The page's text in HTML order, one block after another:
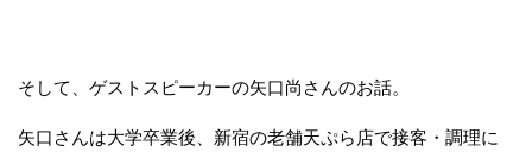
そして、ゲストスピーカーの矢口尚さんのお話。
矢口さんは大学卒業後、新宿の老舗天ぷら店で接客・調理に